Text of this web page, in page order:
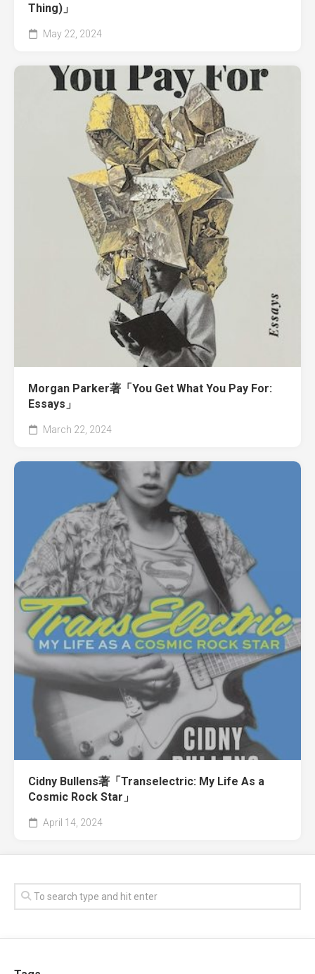
Thing)」
May 22, 2024
Morgan Parker著「You Get What You Pay For:
Essays」
March 22, 2024
Cidny Bullens著「Transelectric: My Life As a
Cosmic Rock Star」
April 14, 2024